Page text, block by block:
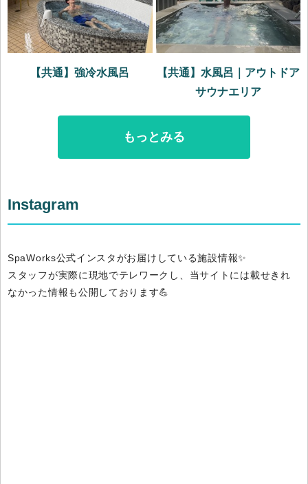
【共通】強冷水風呂
【共通】水風呂｜アウトドア
サウナエリア
もっとみる
Instagram
SpaWorks公式インスタがお届けしている施設情報✨
スタッフが実際に現地でテレワークし、当サイトには載せきれ
なかった情報も公開しております💪